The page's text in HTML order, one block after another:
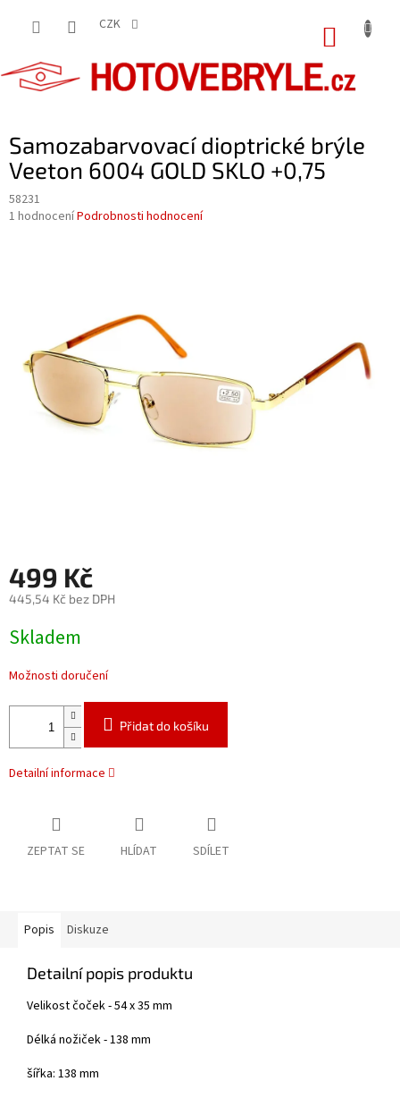
CZK
Samozabarvovací dioptrické brýle
Veeton 6004 GOLD SKLO +0,75
58231
Průměrné
1 hodnoceníPodrobnosti hodnocení
499 Kč
445,54 Kč bez DPH
cena:
Skladem
Možnosti doručení
Přidat do košíku
Detailní informace
ZEPTAT SE HLÍDAT SDÍLET
Popis Diskuze
Detailní popis produktu
Velikost čoček - 54 x 35 mm
Délká nožiček - 138 mm
šířka: 138 mm